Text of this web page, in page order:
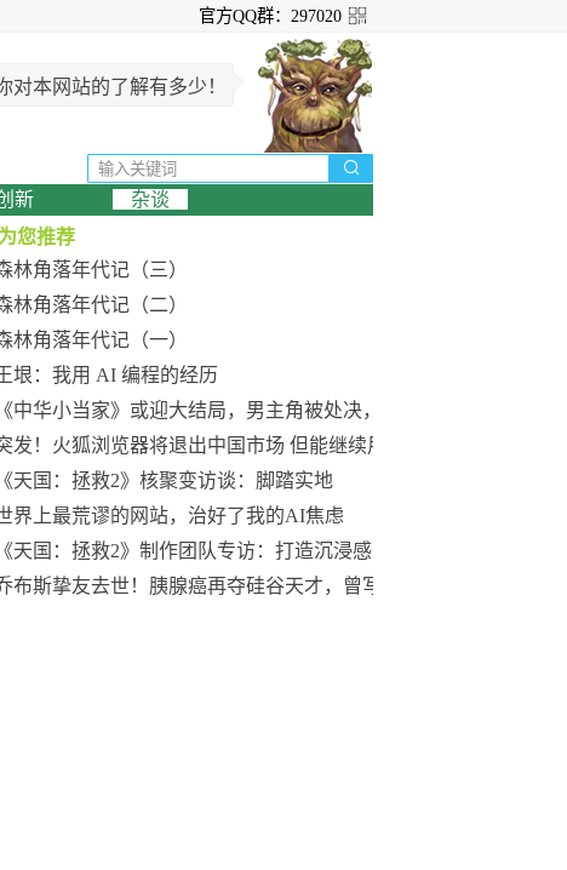
官方QQ群：297020
对本网站的了解有多少！

新 杂谈
为您推荐
林角落年代记（三）
林角落年代记（二）
林角落年代记（一）
垠：我用 AI 编程的经历
《中华小当家》或迎大结局，男主角被处决，网友直呼童年结束
发！火狐浏览器将退出中国市场 但能继续用
《天国：拯救2》核聚变访谈：脚踏实地
界上最荒谬的网站，治好了我的AI焦虑
《天国：拯救2》制作团队专访：打造沉浸感十足的世界
布斯挚友去世！胰腺癌再夺硅谷天才，曾写下苹果「创世代码」